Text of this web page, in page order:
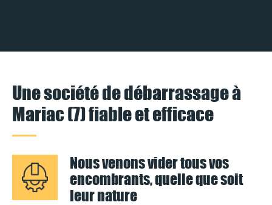
Une société de débarrassage à
Mariac (7) fiable et efficace
Nous venons vider tous vos
encombrants, quelle que soit
leur nature